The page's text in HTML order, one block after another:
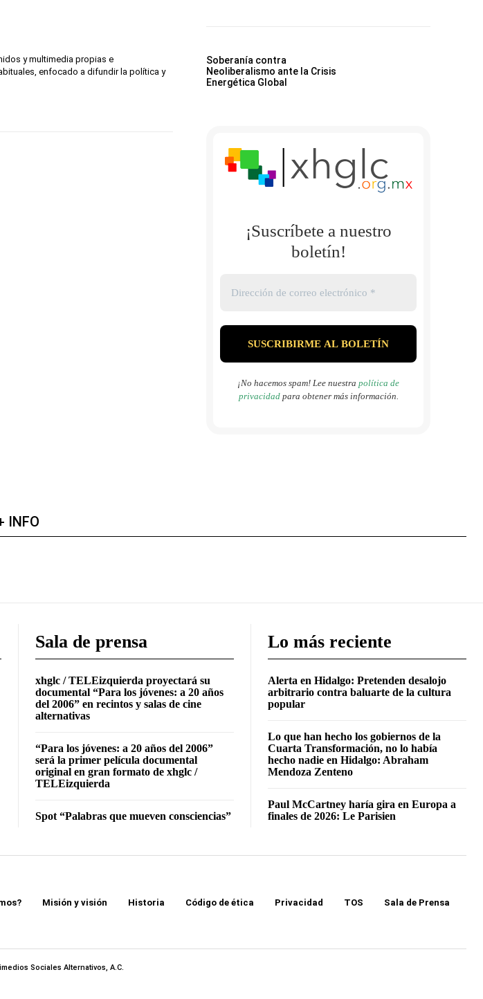
y multimedia propias e
enfocado a difundir la política y
Soberanía contra
Neoliberalismo ante la Crisis
Energética Global
¡Suscríbete a nuestro
boletín!
¡No hacemos spam! Lee nuestra política de
privacidadpara obtener más información.
INFO
Sala de prensa
xhglc / TELEizquierda proyectará su
documental “Para los jóvenes: a 20 años
del 2006” en recintos y salas de cine
alternativas
“Para los jóvenes: a 20 años del 2006”
será la primer película documental
original en gran formato de xhglc /
TELEizquierda
Spot “Palabras que mueven consciencias”
Lo más reciente
Alerta en Hidalgo: Pretenden desalojo
arbitrario contra baluarte de la cultura
popular
Lo que han hecho los gobiernos de la
Cuarta Transformación, no lo había
hecho nadie en Hidalgo: Abraham
Mendoza Zenteno
Paul McCartney haría gira en Europa a
finales de 2026: Le Parisien
Misión y visión Historia Código de ética Privacidad TOS Sala de Prensa
Sociales Alternativos, A.C.